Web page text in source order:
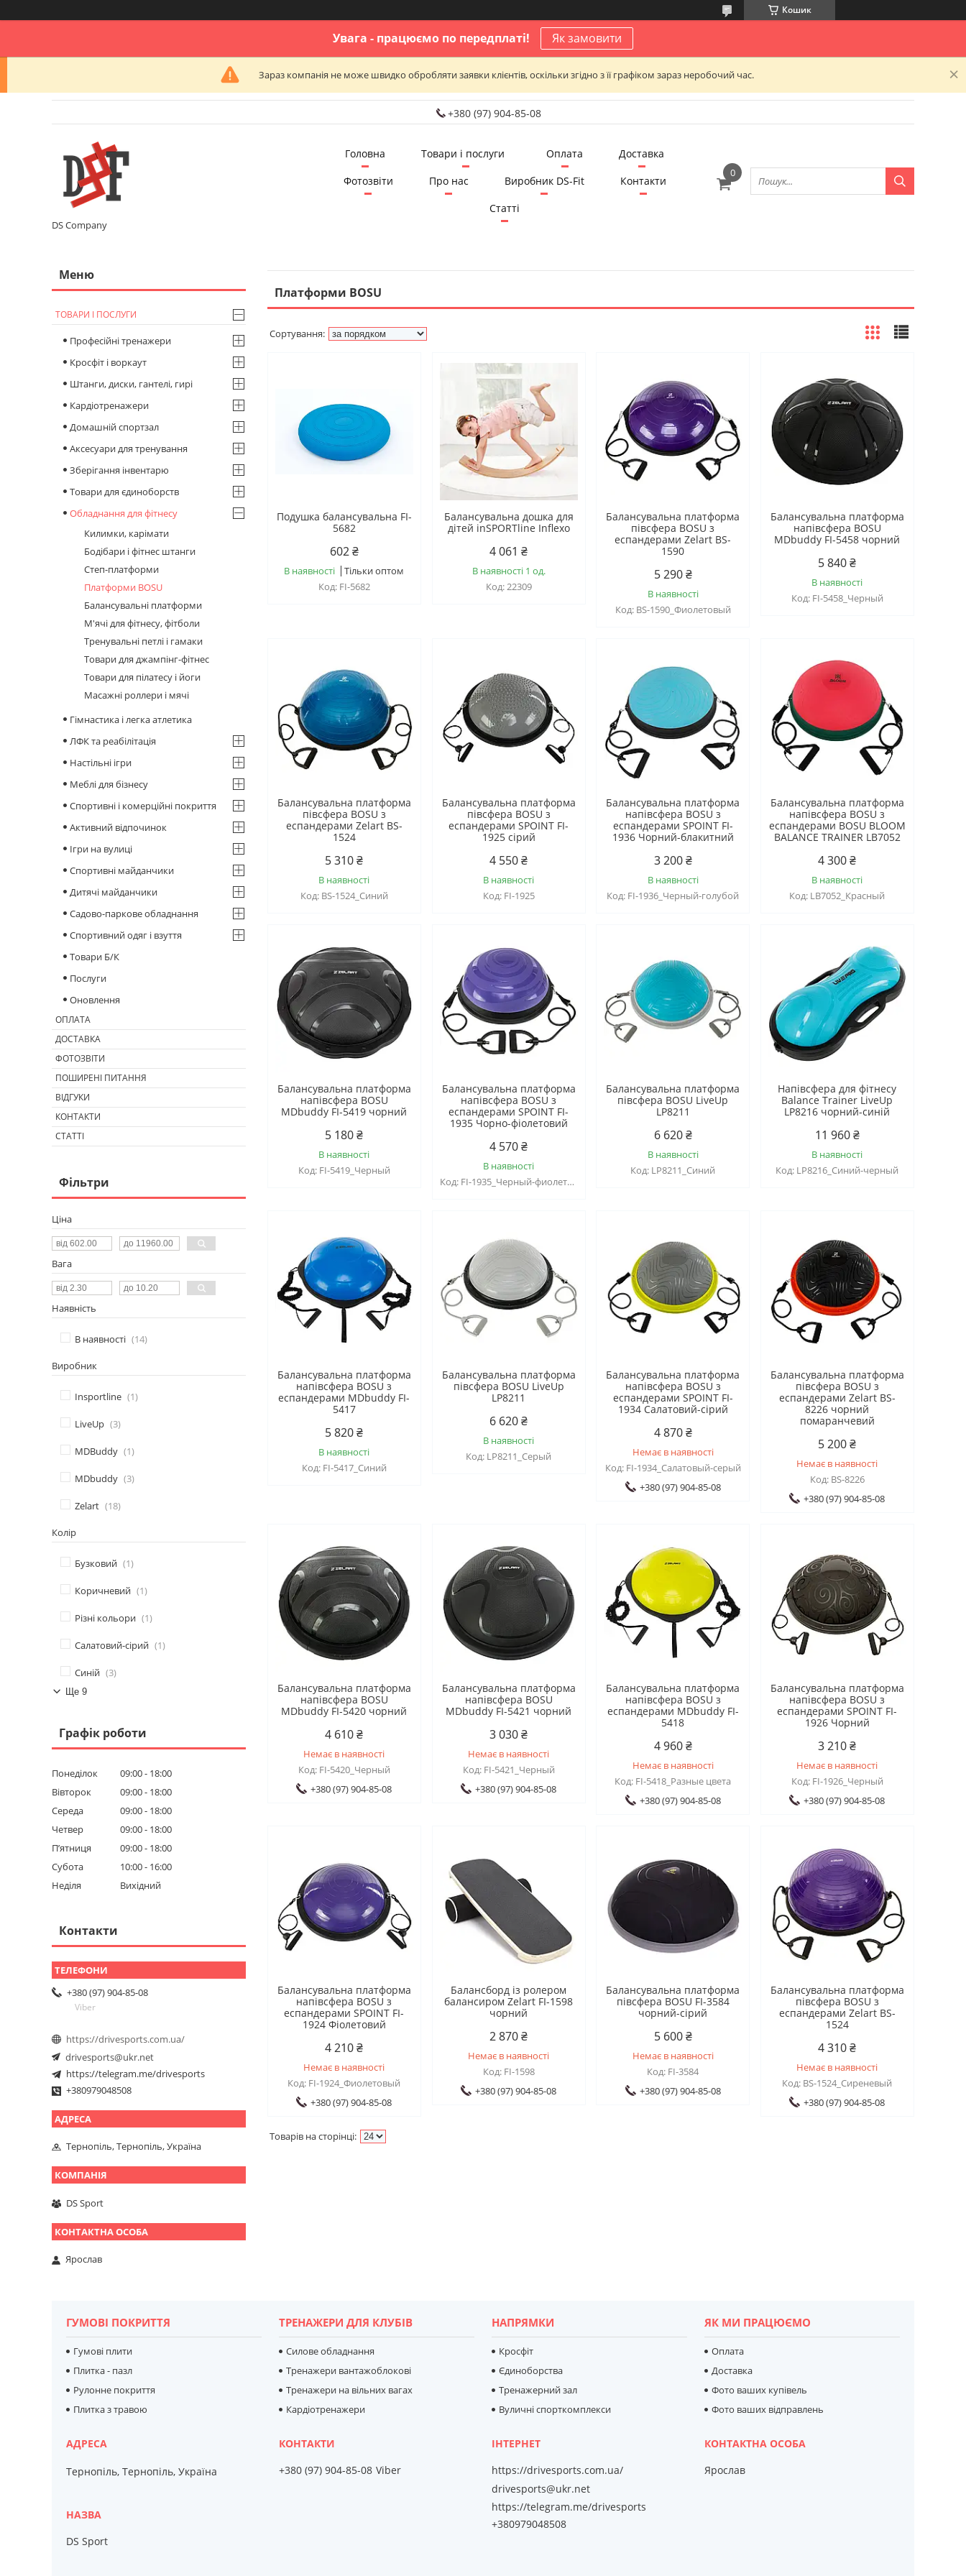
Кошик
Увага - працюємо по передплаті! Як замовити
Зараз компанія не може швидко обробляти заявки клієнтів, оскільки згідно з її графіком зараз неробочий час.
+380 (97) 904-85-08
DS Company
Головна Товари і послуги Оплата
Доставка
Фотозвіти
Про нас Виробник DS-Fit
Контакти
Статті
Платформи BOSU
Подушка балансувальна FI-
5682
602 ₴
В наявності
Тільки оптом
FI-5682
Балансувальна дошка для
дітей inSPORTline Inflexo
4 061 ₴
В наявності 1 од.
22309
Балансувальна платформа
півсфера BOSU з
еспандерами Zelart BS-
1590
5 290 ₴
В наявності
BS-1590_Фиолетовый
Балансувальна платформа
напівсфера BOSU
MDbuddy FI-5458 чорний
5 840 ₴
В наявності
FI-5458_Черный
Балансувальна платформа
півсфера BOSU з
еспандерами Zelart BS-
1524
5 310 ₴
В наявності
BS-1524_Синий
Балансувальна платформа
півсфера BOSU з
еспандерами SPOINT FI-
1925 сірий
4 550 ₴
В наявності
FI-1925
Балансувальна платформа
напівсфера BOSU з
еспандерами SPOINT FI-
1936 Чорний-блакитний
3 200 ₴
В наявності
FI-1936_Черный-голубой
Балансувальна платформа
напівсфера BOSU з
еспандерами BOSU BLOOM
BALANCE TRAINER LB7052
4 300 ₴
В наявності
LB7052_Красный
Балансувальна платформа
напівсфера BOSU
MDbuddy FI-5419 чорний
5 180 ₴
В наявності
FI-5419_Черный
Балансувальна платформа
напівсфера BOSU з
еспандерами SPOINT FI-
1935 Чорно-фіолетовий
4 570 ₴
В наявності
FI-1935_Черный-фиолетовый
Балансувальна платформа
півсфера BOSU LiveUp
LP8211
6 620 ₴
В наявності
LP8211_Синий
Напівсфера для фітнесу
Balance Trainer LiveUp
LP8216 чорний-синій
11 960 ₴
В наявності
LP8216_Синий-черный
Балансувальна платформа
напівсфера BOSU з
еспандерами MDbuddy FI-
5417
5 820 ₴
В наявності
FI-5417_Синий
Балансувальна платформа
півсфера BOSU LiveUp
LP8211
6 620 ₴
В наявності
LP8211_Серый
Балансувальна платформа
напівсфера BOSU з
еспандерами SPOINT FI-
1934 Салатовий-сірий
4 870 ₴
Немає в наявності
FI-1934_Салатовый-серый
+380 (97) 904-85-08
Балансувальна платформа
півсфера BOSU з
еспандерами Zelart BS-
8226 чорний
помаранчевий
5 200 ₴
Немає в наявності
BS-8226
+380 (97) 904-85-08
Балансувальна платформа
напівсфера BOSU
MDbuddy FI-5420 чорний
4 610 ₴
Немає в наявності
FI-5420_Черный
+380 (97) 904-85-08
Балансувальна платформа
напівсфера BOSU
MDbuddy FI-5421 чорний
3 030 ₴
Немає в наявності
FI-5421_Черный
+380 (97) 904-85-08
Балансувальна платформа
напівсфера BOSU з
еспандерами MDbuddy FI-
5418
4 960 ₴
Немає в наявності
FI-5418_Разные цвета
+380 (97) 904-85-08
Балансувальна платформа
напівсфера BOSU з
еспандерами SPOINT FI-
1926 Чорний
3 210 ₴
Немає в наявності
FI-1926_Черный
+380 (97) 904-85-08
Балансувальна платформа
напівсфера BOSU з
еспандерами SPOINT FI-
1924 Фіолетовий
4 210 ₴
Немає в наявності
FI-1924_Фиолетовый
+380 (97) 904-85-08
Балансборд із ролером
балансиром Zelart FI-1598
чорний
2 870 ₴
Немає в наявності
FI-1598
+380 (97) 904-85-08
Балансувальна платформа
півсфера BOSU FI-3584
чорний-сірий
5 600 ₴
Немає в наявності
FI-3584
+380 (97) 904-85-08
Балансувальна платформа
півсфера BOSU з
еспандерами Zelart BS-
1524
4 310 ₴
Немає в наявності
BS-1524_Сиреневый
+380 (97) 904-85-08
ТОВАРИ І ПОСЛУГИ
Професійні тренажери
Кросфіт і воркаут
Штанги, диски, гантелі, гирі
Кардіотренажери
Домашній спортзал
Аксесуари для тренування
Зберігання інвентарю
Товари для єдиноборств
Обладнання для фітнесу
Килимки, карімати
Бодібари і фітнес штанги
Степ-платформи
Платформи BOSU
Балансувальні платформи
М'ячі для фітнесу, фітболи
Тренувальні петлі і гамаки
Товари для джампінг-фітнес
Товари для пілатесу і йоги
Масажні роллери і мячі
Гімнастика і легка атлетика
ЛФК та реабілітація
Настільні ігри
Меблі для бізнесу
Спортивні і комерційні покриття
Активний відпочинок
Ігри на вулиці
Спортивні майданчики
Дитячі майданчики
Садово-паркове обладнання
Спортивний одяг і взуття
Товари Б/К
Послуги
Оновлення
ОПЛАТА
ДОСТАВКА
ФОТОЗВІТИ
ПОШИРЕНІ ПИТАННЯ
ВІДГУКИ
КОНТАКТИ
СТАТТІ
Фільтри
Ціна
Вага
Наявність
В наявності 14
Виробник
Insportline 1
LiveUp 3
MDBuddy 1
MDbuddy 3
Zelart 18
Колір
Бузковий 1
Коричневий 1
Різні кольори 1
Салатовий-сірий 1
Синій 3
Ще 9
Графік роботи
Понеділок 09:00
18:00
Вівторок
09:00
18:00
Середа
09:00
18:00
Четвер
09:00
18:00
Пʼятниця
09:00
18:00
Субота
10:00
16:00
Неділя
Вихідний
Контакти
+380 (97) 904-85-08
Viber
https://drivesports.com.ua/
drivesports@ukr.net
https://telegram.me/drivesports
+380979048508
Тернопіль, Тернопіль, Україна
DS Sport
Ярослав
ГУМОВІ ПОКРИТТЯ
Гумові плити
Плитка - пазл
Рулонне покриття
Плитка з травою
ТРЕНАЖЕРИ ДЛЯ КЛУБІВ
Силове обладнання
Тренажери вантажоблокові
Тренажери на вільних вагах
Кардіотренажери
НАПРЯМКИ
Кросфіт
Єдиноборства
Тренажерний зал
Вуличні спорткомплекси
ЯК МИ ПРАЦЮЄМО
Оплата
Доставка
Фото ваших купівель
Фото ваших відправлень
Тернопіль, Тернопіль, Україна
DS Sport
+380 (97) 904-85-08 Viber
https://drivesports.com.ua/
drivesports@ukr.net
https://telegram.me/drivesports
+380979048508
Ярослав